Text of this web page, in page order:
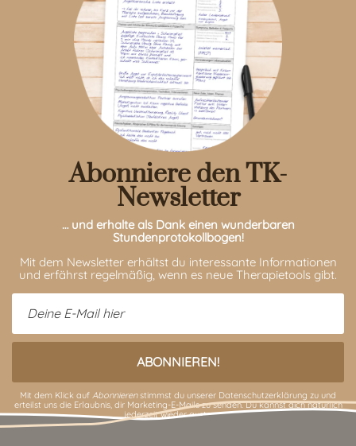
Abonniere den TK-
Newsletter
… und erhalte als Dank einen wunderbaren
Stundenprotokollbogen!
Mit dem Newsletter erhältst du interessante Informationen
und erfährst regelmäßig, wenn es neue Therapietools gibt.
Mit dem Klick auf Abonnierenstimmst du unserer Datenschutzerklärung zu und
erteilst uns die Erlaubnis, dir Marketing-E-Mails zu senden. Du kannst dich natürlich
jederzeit wieder austragen.